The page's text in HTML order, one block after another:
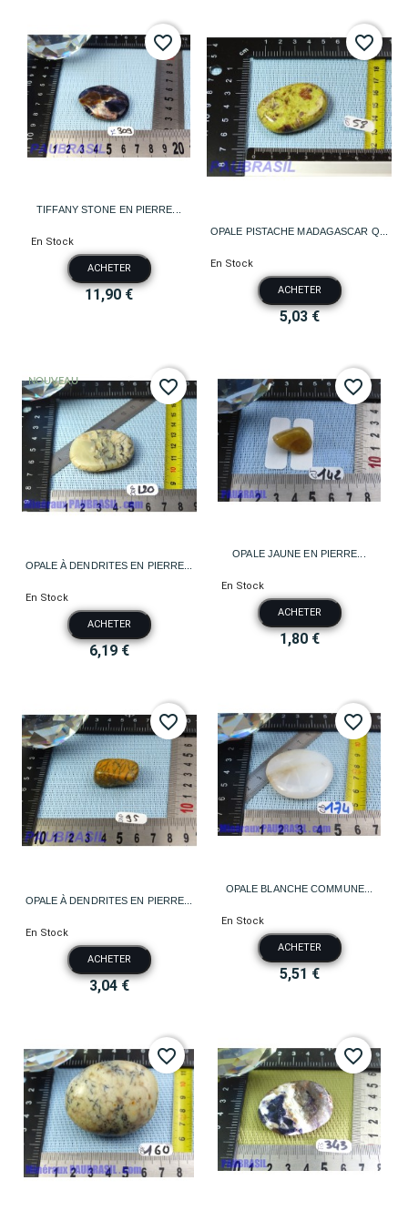
TIFFANY STONE EN PIERRE...
En Stock
ACHETER
11,90 €
favorite_border
OPALE PISTACHE MADAGASCAR Q...
En Stock
ACHETER
5,03 €
favorite_border
OPALE À DENDRITES EN PIERRE...
En Stock
ACHETER
6,19 €
NOUVEAU favorite_border
OPALE JAUNE EN PIERRE...
En Stock
ACHETER
1,80 €
favorite_border
OPALE À DENDRITES EN PIERRE...
En Stock
ACHETER
3,04 €
favorite_border
OPALE BLANCHE COMMUNE...
En Stock
ACHETER
5,51 €
favorite_border
favorite_border favorite_border